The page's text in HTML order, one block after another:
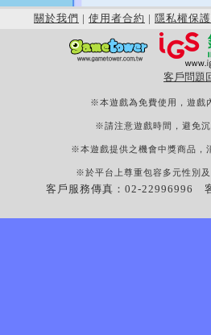
關於我們 | 使用者合約 | 隱私權保護
客戶問題
※本遊戲為免費使用，遊戲
※請注意遊戲時間，避免
※本遊戲提供之機會中獎商品，
※於平台上尊重包容多元性別
客戶服務傳真：02-22996996